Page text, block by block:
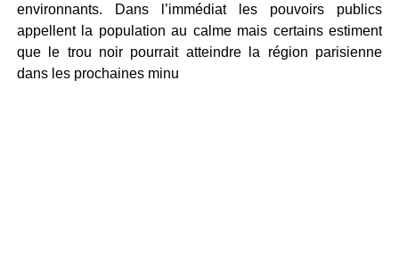
environnants. Dans l’immédiat les pouvoirs publics
appellent la population au calme mais certains estiment
que le trou noir pourrait atteindre la région parisienne
dans les prochaines minu